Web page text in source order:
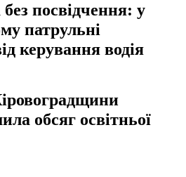
посвідчення: у
патрульні
керування водія
обсяг освітньої